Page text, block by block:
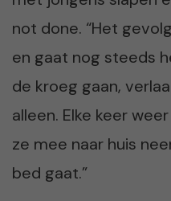
not done. “Het
en gaat nog steeds
de kroeg gaan,
alleen. Elke keer
ze mee naar huis
bed gaat.”